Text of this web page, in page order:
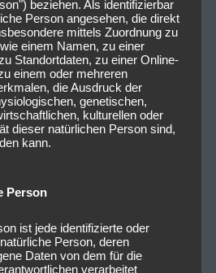
beziehen. Als identifizierbar
Person angesehen, die direkt
mittels Zuordnung zu
einem Namen, zu einer
Standortdaten, zu einer Online-
einem oder mehreren
die Ausdruck der
genetischen,
kulturellen oder
dieser natürlichen Person sind,
kann.
Person
ist jede identifizierte oder
Person, deren
Daten von dem für die
verarbeitet